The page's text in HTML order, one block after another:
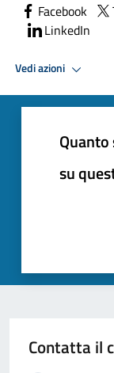
Facebook
LinkedIn
Vedi azioni
su
Contatta il